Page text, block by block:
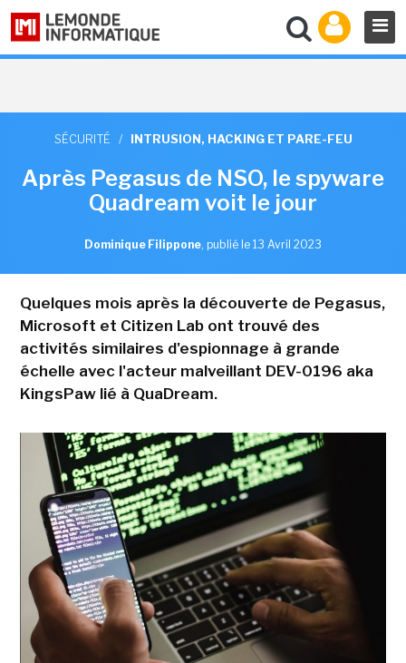
SÉCURITÉ / INTRUSION, HACKING ET PARE-FEU
Après Pegasus de NSO, le spyware
Quadream voit le jour
Dominique Filippone, publié le 13 Avril 2023
Quelques mois après la découverte de Pegasus,
Microsoft et Citizen Lab ont trouvé des
activités similaires d'espionnage à grande
échelle avec l'acteur malveillant DEV-0196 aka
KingsPaw lié à QuaDream.